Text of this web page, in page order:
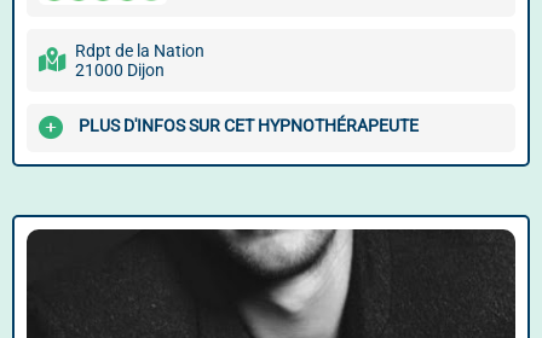
Rdpt de la Nation
21000 Dijon
PLUS D'INFOS SUR CET HYPNOTHÉRAPEUTE